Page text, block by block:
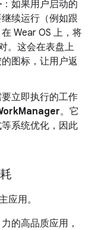
：如果用户启动的
续运行（例如跟
在 Wear OS 上，将
。这会在表盘上
图标，让用户返
要立即执行的工作
。它
系统优化，因此
应用。
的高品质应用，